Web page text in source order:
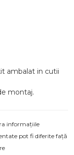
ambalat in cutii
montaj.
informațiile
pot fi diferite față